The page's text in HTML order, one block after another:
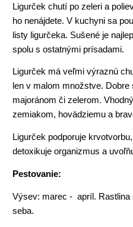
Ligurček chutí po zeleri a
ho nenájdete. V kuchyni sa
listy ligurčeka. Sušené je
spolu s ostatnými prísadami.
Ligurček má veľmi výraznú
len v malom množstve.
majoránom či zelerom.
zemiakom, hovädziemu a
Ligurček podporuje
detoxikuje organizmus a
Pestovanie:
Výsev: marec - apríl.
seba.